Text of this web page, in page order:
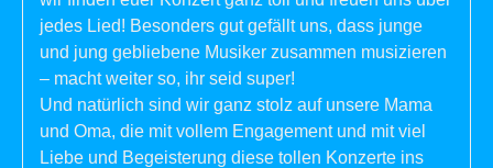
jedes Lied! Besonders gut gefällt uns, dass junge
und jung gebliebene Musiker zusammen musizieren
– macht weiter so, ihr seid super!
Und natürlich sind wir ganz stolz auf unsere Mama
und Oma, die mit vollem Engagement und mit viel
Liebe und Begeisterung diese tollen Konzerte ins